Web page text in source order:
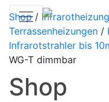
Shop/
Terrassenheizungen /
Infrarotstrahler bis
WG-T dimmbar
Shop